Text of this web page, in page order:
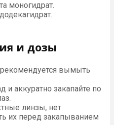
моногидрат.
и дозы
вымыть
и аккуратно закапайте по
линзы, нет
их перед закапыванием